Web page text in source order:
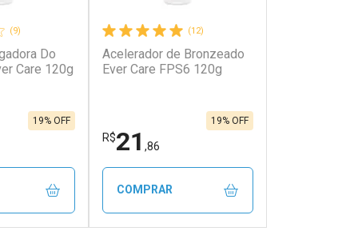
cada
cada
Ativar Desconto
Por R$ 59,99/cada
Por R$ 59,99/cada
(9)
Do
Care 120g
19% OFF
(12)
Acelerador de Bronzeado
Ever Care FPS6 120g
R$21 ,86
19% OFF
COMPRAR